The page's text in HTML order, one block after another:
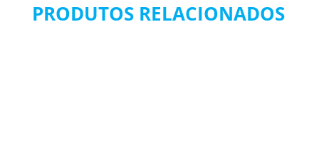
PRODUTOS RELACIONADOS